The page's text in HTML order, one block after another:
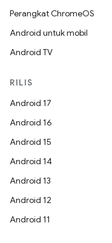
Perangkat ChromeOS
Android untuk mobil
Android TV
RILIS
Android 17
Android 16
Android 15
Android 14
Android 13
Android 12
Android 11